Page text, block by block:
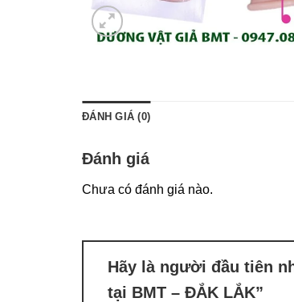
ĐÁNH GIÁ (0)
Đánh giá
Chưa có đánh giá nào.
Hãy là người đầu tiên
tại BMT – ĐẮK LẮK”